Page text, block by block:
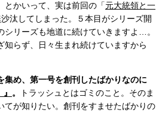
とかいって、実は前回の「元大統領と一
汰してしまった。５本目がシリーズ開
リーズも地道に続けていきますよ…。
らず、日々生まれ続けていますから
集め、第一号を創刊したばかりなのに
。
トラッシュとはゴミのこと。そのま
てが知りたい。創刊をすませたばかりの